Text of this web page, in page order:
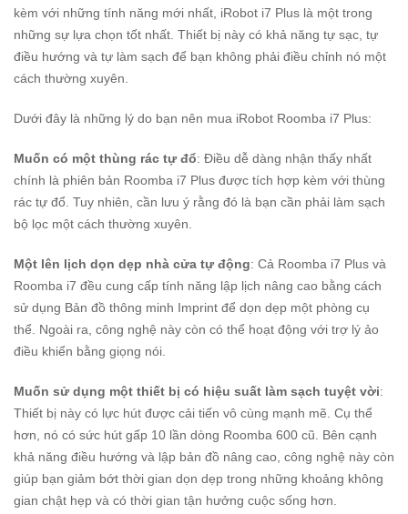
kèm với những tính năng mới nhất, iRobot i7 Plus là một trong
những sự lựa chọn tốt nhất. Thiết bị này có khả năng tự sạc, tự
điều hướng và tự làm sạch để bạn không phải điều chỉnh nó một
cách thường xuyên.
Dưới đây là những lý do bạn nên mua iRobot Roomba i7 Plus:
Muốn có một thùng rác tự đổ: Điều dễ dàng nhận thấy nhất
chính là phiên bản Roomba i7 Plus được tích hợp kèm với thùng
rác tự đổ. Tuy nhiên, cần lưu ý rằng đó là bạn cần phải làm sạch
bộ lọc một cách thường xuyên.
Một lên lịch dọn dẹp nhà cửa tự động: Cả Roomba i7 Plus và
Roomba i7 đều cung cấp tính năng lập lịch nâng cao bằng cách
sử dụng Bản đồ thông minh Imprint để dọn dẹp một phòng cụ
thể. Ngoài ra, công nghệ này còn có thể hoạt động với trợ lý ảo
điều khiển bằng giọng nói.
Muốn sử dụng một thiết bị có hiệu suất làm sạch tuyệt vời:
Thiết bị này có lực hút được cải tiến vô cùng mạnh mẽ. Cụ thể
hơn, nó có sức hút gấp 10 lần dòng Roomba 600 cũ. Bên cạnh
khả năng điều hướng và lập bản đồ nâng cao, công nghệ này còn
giúp bạn giảm bớt thời gian dọn dẹp trong những khoảng không
gian chật hẹp và có thời gian tận hưởng cuộc sống hơn.